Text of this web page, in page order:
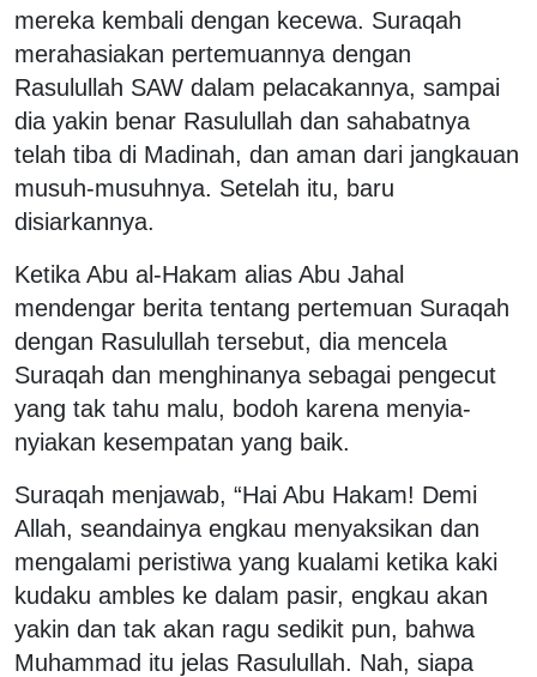
mereka kembali dengan kecewa. Suraqah
merahasiakan pertemuannya dengan
Rasulullah SAW dalam pelacakannya, sampai
dia yakin benar Rasulullah dan sahabatnya
telah tiba di Madinah, dan aman dari jangkauan
musuh-musuhnya. Setelah itu, baru
disiarkannya.
Ketika Abu al-Hakam alias Abu Jahal
mendengar berita tentang pertemuan Suraqah
dengan Rasulullah tersebut, dia mencela
Suraqah dan menghinanya sebagai pengecut
yang tak tahu malu, bodoh karena menyia-
nyiakan kesempatan yang baik.
Suraqah menjawab, “Hai Abu Hakam! Demi
Allah, seandainya engkau menyaksikan dan
mengalami peristiwa yang kualami ketika kaki
kudaku ambles ke dalam pasir, engkau akan
yakin dan tak akan ragu sedikit pun, bahwa
Muhammad itu jelas Rasulullah. Nah, siapa